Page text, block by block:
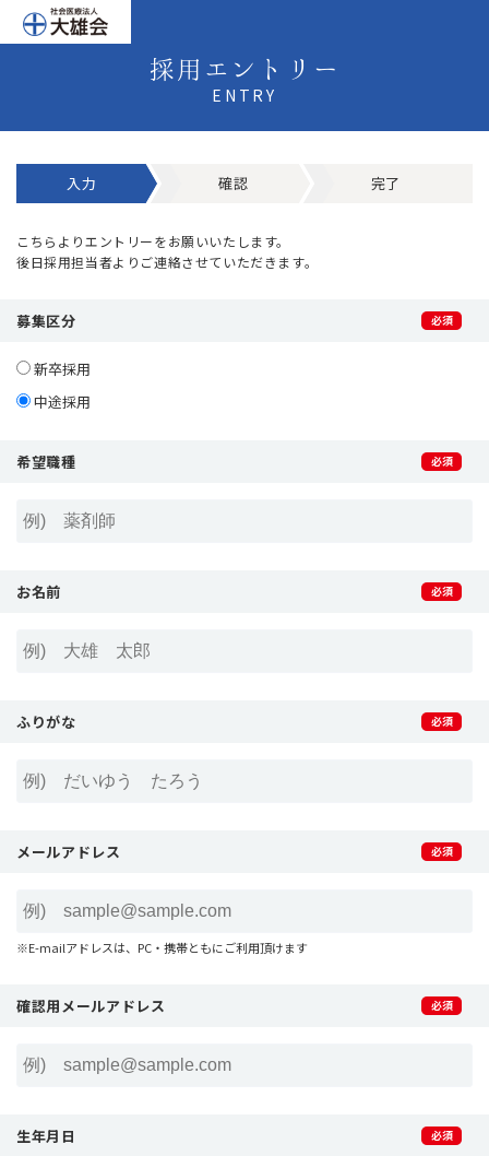
採用エントリー
ENTRY
入力 確認 完了
こちらよりエントリーをお願いいたします。
後日採用担当者よりご連絡させていただきます。
募集区分
新卒採用
中途採用
希望職種
お名前
ふりがな
メールアドレス
※E-mailアドレスは、PC・携帯ともにご利用頂けます
確認用メールアドレス
生年月日